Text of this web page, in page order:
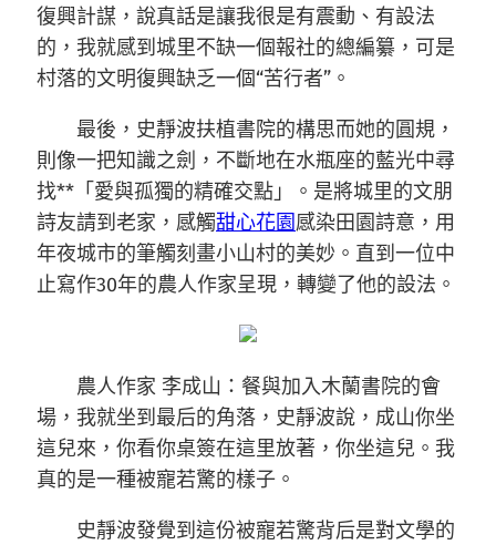
復興計謀，說真話是讓我很是有震動、有設法
的，我就感到城里不缺一個報社的總編纂，可是
村落的文明復興缺乏一個“苦行者”。
最後，史靜波扶植書院的構思而她的圓規，
則像一把知識之劍，不斷地在水瓶座的藍光中尋
找**「愛與孤獨的精確交點」。是將城里的文朋
詩友請到老家，感觸甜心花園感染田園詩意，用
年夜城市的筆觸刻畫小山村的美妙。直到一位中
止寫作30年的農人作家呈現，轉變了他的設法。
農人作家 李成山：餐與加入木蘭書院的會
場，我就坐到最后的角落，史靜波說，成山你坐
這兒來，你看你桌簽在這里放著，你坐這兒。我
真的是一種被寵若驚的樣子。
史靜波發覺到這份被寵若驚背后是對文學的